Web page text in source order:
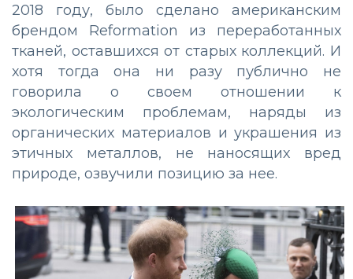
2018 году, было сделано американским
брендом Reformation из переработанных
тканей, оставшихся от старых коллекций. И
хотя тогда она ни разу публично не
говорила о своем отношении к
экологическим проблемам, наряды из
органических материалов и украшения из
этичных металлов, не наносящих вред
природе, озвучили позицию за нее.